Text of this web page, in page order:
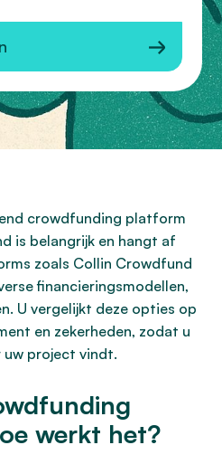
crowdfunding platform
is belangrijk en hangt af
zoals Collin Crowdfund
financieringsmodellen,
U vergelijkt deze opties op
en zekerheden, zodat u
project vindt.
werkt het?